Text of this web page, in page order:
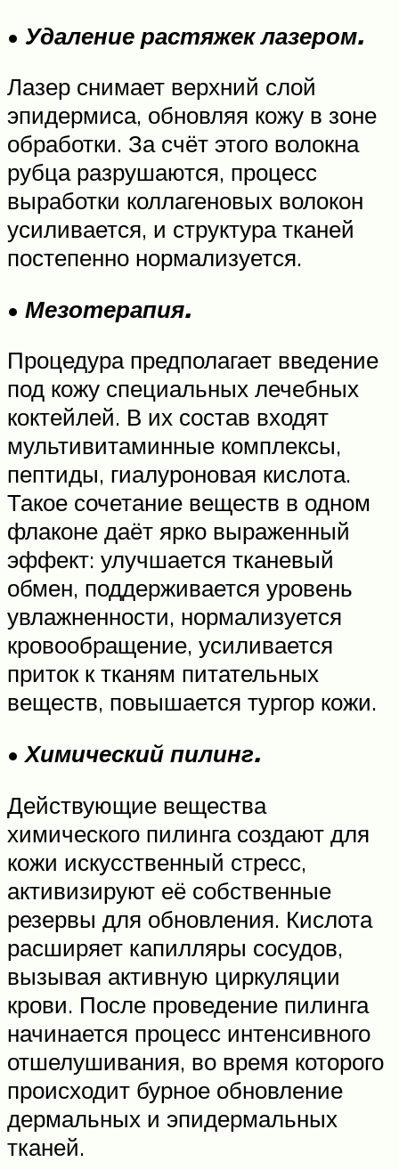
• Удаление растяжек лазером.
Лазер снимает верхний слой
эпидермиса, обновляя кожу в зоне
обработки. За счёт этого волокна
рубца разрушаются, процесс
выработки коллагеновых волокон
усиливается, и структура тканей
постепенно нормализуется.
• Мезотерапия.
Процедура предполагает введение
под кожу специальных лечебных
коктейлей. В их состав входят
мультивитаминные комплексы,
пептиды, гиалуроновая кислота.
Такое сочетание веществ в одном
флаконе даёт ярко выраженный
эффект: улучшается тканевый
обмен, поддерживается уровень
увлажненности, нормализуется
кровообращение, усиливается
приток к тканям питательных
веществ, повышается тургор кожи.
• Химический пилинг.
Действующие вещества
химического пилинга создают для
кожи искусственный стресс,
активизируют её собственные
резервы для обновления. Кислота
расширяет капилляры сосудов,
вызывая активную циркуляции
крови. После проведение пилинга
начинается процесс интенсивного
отшелушивания, во время которого
происходит бурное обновление
дермальных и эпидермальных
тканей.